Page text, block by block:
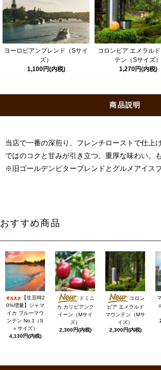
ヨーロピアンブレンド（Sサイ
ズ）
1,100円(内税)
コロンビア エメラル
テン（Sサイズ）
1,270円(内税)
商品説明
当店で一番の深煎り、フレンチローストで仕上
ではのコクと甘みが引き立つ、重厚な味わい。
※旧ゴールデンビターブレンドとグルメアイス
おすすめ商品
【生豆時2
0%増量】ジャマ
イカ ブルーマウ
ンテン No.1（S
＋サイズ）
4,130円(内税)
ドミニ
カ カリビアンク
イーン（Mサイ
ズ）
2,300円(内税)
コロン
ビア エメラルド
マウンテン（Mサ
イズ）
2,300円(内税)